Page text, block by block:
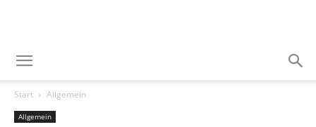
Start Allgemein
Allgemein